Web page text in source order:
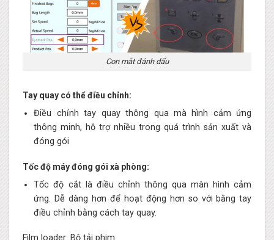
Con mắt đánh dấu
Tay quay có thể điều chỉnh:
Điều chỉnh tay quay thông qua mà hình cảm ứng
thông minh, hỗ trợ nhiều trong quá trình sản xuất và
đóng gói
Tốc độ máy đóng gói xà phòng:
Tốc độ cắt là điều chỉnh thông qua màn hình cảm
ứng. Dễ dàng hơn để hoạt động hơn so với bằng tay
điều chỉnh bằng cách tay quay.